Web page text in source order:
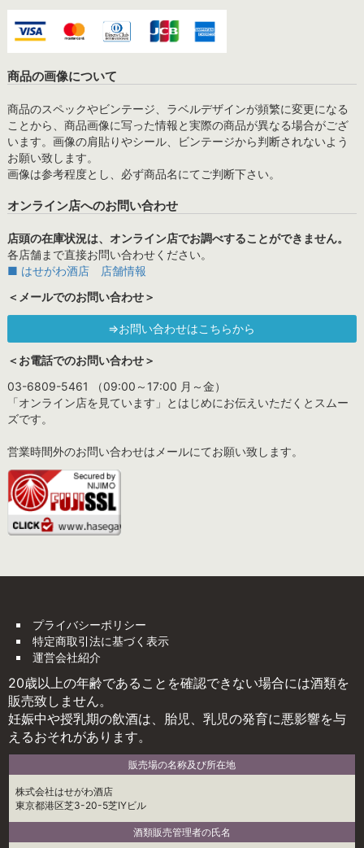
商品の画像について
商品のスペックやビンテージ、ラベルデザインが頻繁に変更になる
ことから、商品画像に写った情報と実際の商品が異なる場合がござ
います。画像の肩貼りやシール、ビンテージから判断されないよう
お願い致します。
画像は参考程度とし、必ず商品名にてご判断下さい。
オンライン店へのお問い合わせ
店頭の在庫状況は、オンライン店でお調べすることができません。
各店舗まで直接お問い合わせください。
■ はせがわ酒店 店舗情報
＜メールでのお問い合わせ＞
⇒お問い合わせはこちらから
＜お電話でのお問い合わせ＞
03-6809-5461 （09:00～17:00 月～金）
「オンライン店を見ています」とはじめにお伝えいただくとスムー
ズです。
営業時間外のお問い合わせはメールにてお願い致します。
プライバシーポリシー
特定商取引法に基づく表示
運営会社紹介
20歳以上の年齢であることを確認できない場合には酒類を
販売致しません。
妊娠中や授乳期の飲酒は、胎児、乳児の発育に悪影響を与
えるおそれがあります。
販売場の名称及び所在地
株式会社はせがわ酒店
東京都港区芝3-20-5芝IYビル
酒類販売管理者の氏名